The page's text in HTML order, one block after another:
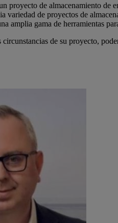
proyecto de almacenamiento
variedad de proyectos de
amplia gama de herramientas
de su proyecto,